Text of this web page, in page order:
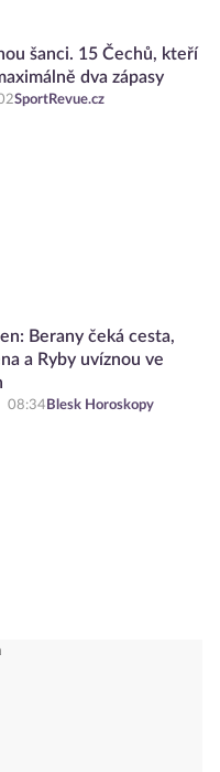
šanci. 15 Čechů, kteří
dva zápasy
SportRevue.cz
Berany čeká cesta,
a Ryby uvíznou ve
08:34 Blesk Horoskopy